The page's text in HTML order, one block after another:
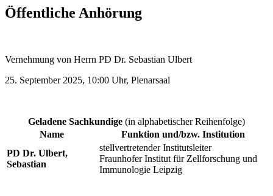
Öffentliche Anhörung
Vernehmung von Herrn PD Dr. Sebastian Ulbert
25. September 2025, 10:00 Uhr, Plenarsaal
Geladene Sachkundige (in alphabetischer Reihenfolge)
Name
Funktion und/bzw. Institution
PD Dr. Ulbert,
Sebastian
stellvertretender Institutsleiter
Fraunhofer Institut für Zellforschung und
Immunologie Leipzig